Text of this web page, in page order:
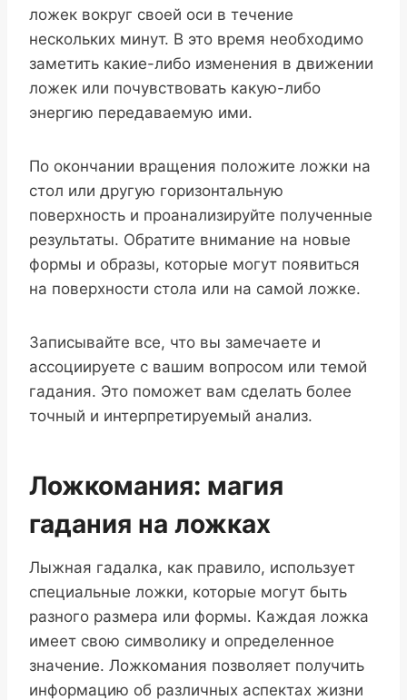
ложек вокруг своей оси в течение
нескольких минут. В это время необходимо
заметить какие-либо изменения в движении
ложек или почувствовать какую-либо
энергию передаваемую ими.
По окончании вращения положите ложки на
стол или другую горизонтальную
поверхность и проанализируйте полученные
результаты. Обратите внимание на новые
формы и образы, которые могут появиться
на поверхности стола или на самой ложке.
Записывайте все, что вы замечаете и
ассоциируете с вашим вопросом или темой
гадания. Это поможет вам сделать более
точный и интерпретируемый анализ.
Ложкомания: магия
гадания на ложках
Лыжная гадалка, как правило, использует
специальные ложки, которые могут быть
разного размера или формы. Каждая ложка
имеет свою символику и определенное
значение. Ложкомания позволяет получить
информацию об различных аспектах жизни